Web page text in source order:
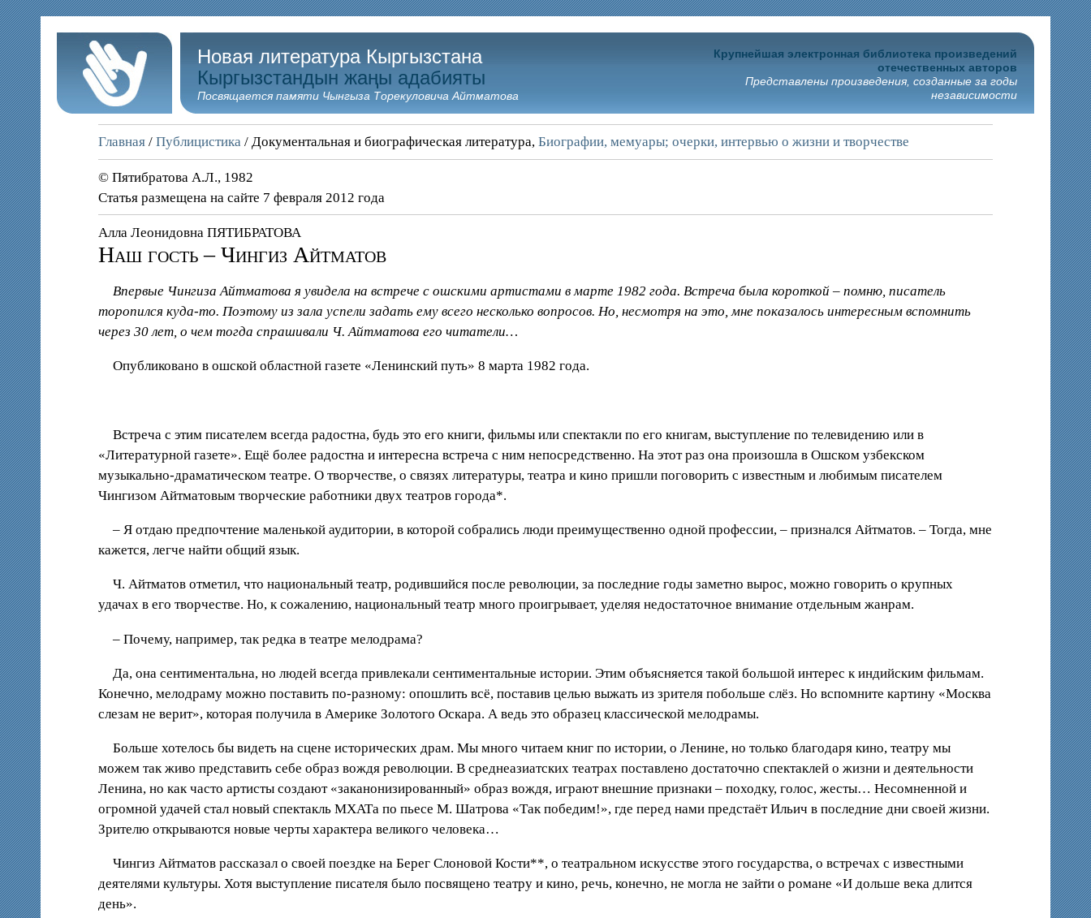
Новая литература Кыргызстана
Кыргызстандын жаңы адабияты
Посвящается памяти Чынгыза Торекуловича Айтматова
Крупнейшая электронная библиотека произведений
отечественных авторов
Представлены произведения, созданные за годы
независимости
Главная /Публицистика / Документальная и биографическая литература,Биографии, мемуары; очерки, интервью о жизни и творчестве
© Пятибратова А.Л., 1982
Статья размещена на сайте 7 февраля 2012 года
Алла Леонидовна ПЯТИБРАТОВА
Наш гость – Чингиз Айтматов
Впервые Чингиза Айтматова я увидела на встрече с ошскими артистами в марте 1982 года. Встреча была короткой – помню, писатель
торопился куда-то. Поэтому из зала успели задать ему всего несколько вопросов. Но, несмотря на это, мне показалось интересным вспомнить
через 30 лет, о чем тогда спрашивали Ч. Айтматова его читатели…
Опубликовано в ошской областной газете «Ленинский путь» 8 марта 1982 года.
Встреча с этим писателем всегда радостна, будь это его книги, фильмы или спектакли по его книгам, выступление по телевидению или в
«Литературной газете». Ещё более радостна и интересна встреча с ним непосредственно. На этот раз она произошла в Ошском узбекском
музыкально-драматическом театре. О творчестве, о связях литературы, театра и кино пришли поговорить с известным и любимым писателем
Чингизом Айтматовым творческие работники двух театров города*.
– Я отдаю предпочтение маленькой аудитории, в которой собрались люди преимущественно одной профессии, – признался Айтматов. – Тогда, мне
кажется, легче найти общий язык.
Ч. Айтматов отметил, что национальный театр, родившийся после революции, за последние годы заметно вырос, можно говорить о крупных
удачах в его творчестве. Но, к сожалению, национальный театр много проигрывает, уделяя недостаточное внимание отдельным жанрам.
– Почему, например, так редка в театре мелодрама?
Да, она сентиментальна, но людей всегда привлекали сентиментальные истории. Этим объясняется такой большой интерес к индийским фильмам.
Конечно, мелодраму можно поставить по-разному: опошлить всё, поставив целью выжать из зрителя побольше слёз. Но вспомните картину «Москва
слезам не верит», которая получила в Америке Золотого Оскара. А ведь это образец классической мелодрамы.
Больше хотелось бы видеть на сцене исторических драм. Мы много читаем книг по истории, о Ленине, но только благодаря кино, театру мы
можем так живо представить себе образ вождя революции. В среднеазиатских театрах поставлено достаточно спектаклей о жизни и деятельности
Ленина, но как часто артисты создают «заканонизированный» образ вождя, играют внешние признаки – походку, голос, жесты… Несомненной и
огромной удачей стал новый спектакль МХАТа по пьесе М. Шатрова «Так победим!», где перед нами предстаёт Ильич в последние дни своей жизни.
Зрителю открываются новые черты характера великого человека…
Чингиз Айтматов рассказал о своей поездке на Берег Слоновой Кости**, о театральном искусстве этого государства, о встречах с известными
деятелями культуры. Хотя выступление писателя было посвящено театру и кино, речь, конечно, не могла не зайти о романе «И дольше века длится
день».